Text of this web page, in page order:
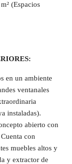
(Espacios
en un ambiente
ventanales
instaladas).
abierto con
con
muebles altos y
y extractor de